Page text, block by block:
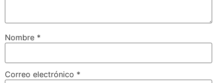
Nombre *
Correo electrónico *